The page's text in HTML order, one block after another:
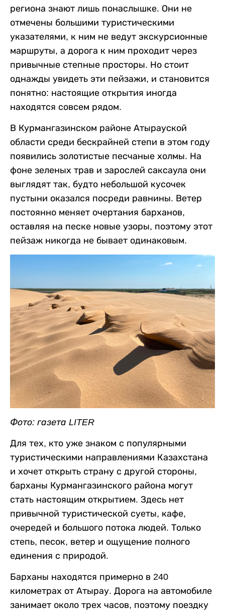
региона знают лишь понаслышке. Они не
отмечены большими туристическими
указателями, к ним не ведут экскурсионные
маршруты, а дорога к ним проходит через
привычные степные просторы. Но стоит
однажды увидеть эти пейзажи, и становится
понятно: настоящие открытия иногда
находятся совсем рядом.
В Курмангазинском районе Атырауской
области среди бескрайней степи в этом году
появились золотистые песчаные холмы. На
фоне зеленых трав и зарослей саксаула они
выглядят так, будто небольшой кусочек
пустыни оказался посреди равнины. Ветер
постоянно меняет очертания барханов,
оставляя на песке новые узоры, поэтому этот
пейзаж никогда не бывает одинаковым.
Фото: газета LITER
Для тех, кто уже знаком с популярными
туристическими направлениями Казахстана
и хочет открыть страну с другой стороны,
барханы Курмангазинского района могут
стать настоящим открытием. Здесь нет
привычной туристической суеты, кафе,
очередей и большого потока людей. Только
степь, песок, ветер и ощущение полного
единения с природой.
Барханы находятся примерно в 240
километрах от Атырау. Дорога на автомобиле
занимает около трех часов, поэтому поездку